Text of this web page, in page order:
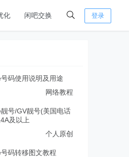
化 闲吧交换 登录
码使用说明及用途
网络教程
号/GV靓号(美国电话
及以上
个人原创
码转移图文教程